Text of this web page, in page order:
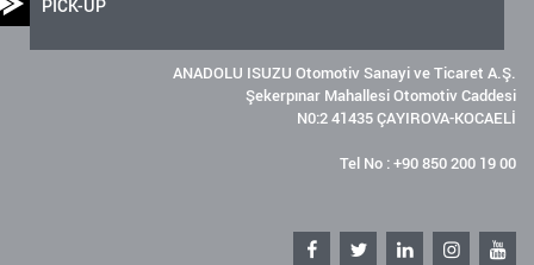
PICK-UP
ANADOLU ISUZU Otomotiv Sanayi ve Ticaret A.Ş.
Şekerpınar Mahallesi Otomotiv Caddesi
N0:2 41435 ÇAYIROVA-KOCAELİ
Tel No : +90 850 200 19 00